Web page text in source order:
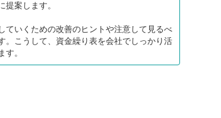
提案します。
ていくための改善のヒントや注意して見るべ
。こうして、資金繰り表を会社でしっかり活
す。